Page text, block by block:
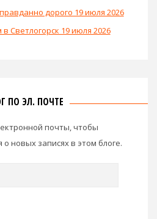
дорого 19 июля 2026
в Светлогорск 19 июля 2026
ПО ЭЛ. ПОЧТЕ
почты, чтобы
новых записях в этом блоге.